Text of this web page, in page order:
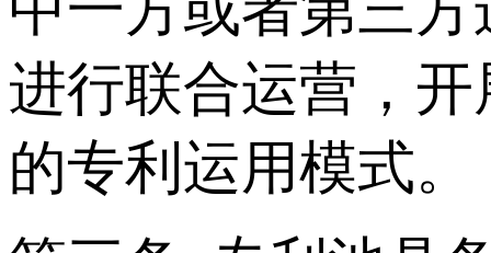
进行联合运营，
的专利运用模式。